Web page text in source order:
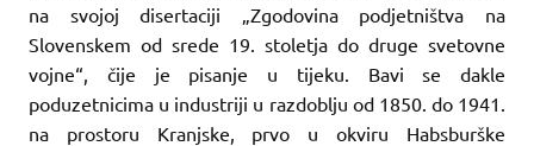
na svojoj disertaciji „Zgodovina podjetništva na
Slovenskem od srede 19. stoletja do druge svetovne
vojne“, čije je pisanje u tijeku. Bavi se dakle
poduzetnicima u industriji u razdoblju od 1850. do 1941.
na prostoru Kranjske, prvo u okviru Habsburške